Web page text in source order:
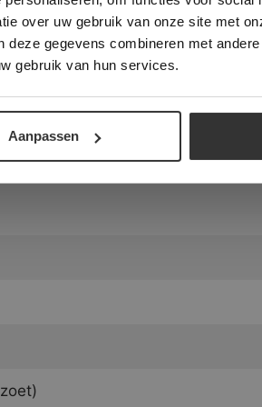
over uw gebruik van onze site met
gegevens combineren met
gebruik van hun services.
Aanpassen
is namelijk geneigd tijdens
lijm gebruikt wordt, zullen
wordt om de Jaddish te
ALLES AFWIJZEN